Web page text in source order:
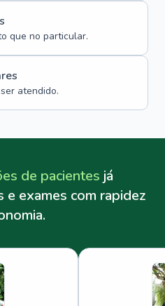
que no particular.
atendido.
de pacientes já
e exames com rapidez